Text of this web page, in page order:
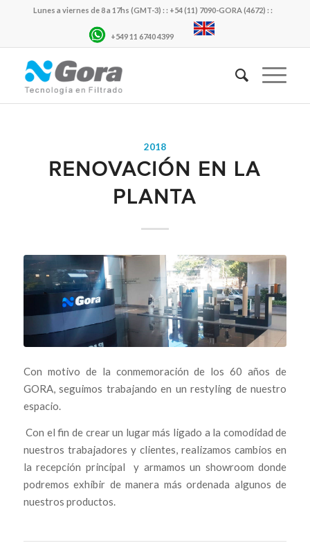
Lunes a viernes de 8 a 17hs (GMT-3) : : +54 (11) 7090-GORA (4672) : :
+549 11 6740 4399
2018
RENOVACIÓN EN LA
PLANTA
Con motivo de la conmemoración de los 60 años de
GORA, seguimos trabajando en un restyling de nuestro
espacio.
Con el fin de crear un lugar más ligado a la comodidad de
nuestros trabajadores y clientes, realizamos cambios en
la recepción principal y armamos un showroom donde
podremos exhibir de manera más ordenada algunos de
nuestros productos.